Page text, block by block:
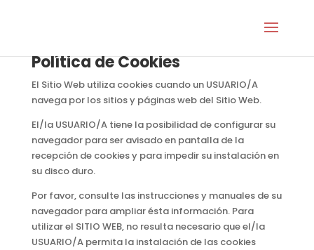
Política de Cookies
El Sitio Web utiliza cookies cuando un USUARIO/A
navega por los sitios y páginas web del Sitio Web.
El/la USUARIO/A tiene la posibilidad de configurar su
navegador para ser avisado en pantalla de la
recepción de cookies y para impedir su instalación en
su disco duro.
Por favor, consulte las instrucciones y manuales de su
navegador para ampliar ésta información. Para
utilizar el SITIO WEB, no resulta necesario que el/la
USUARIO/A permita la instalación de las cookies